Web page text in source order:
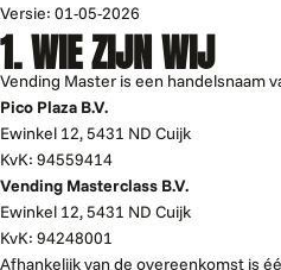
Versie: 01-05-2026
1. WIE ZIJN WIJ
Vending Master is een handelsnaam
Pico Plaza B.V.
Ewinkel 12, 5431 ND Cuijk
KvK: 94559414
Vending Masterclass B.V.
Ewinkel 12, 5431 ND Cuijk
KvK: 94248001
Afhankelijk van de overeenkomst is